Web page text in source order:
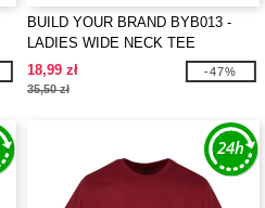
BUILD YOUR BRAND BYB013 -
LADIES WIDE NECK TEE
18,99 zł
35,50 zł
-47%